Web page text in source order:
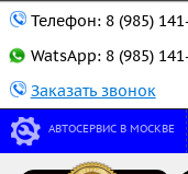
Телефон:8 (985)
WatsApp:8 (985)
Заказать звонок
АВТОСЕРВИС В МОСКВЕ